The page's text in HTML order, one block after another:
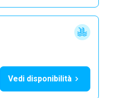
Vedi disponibilità